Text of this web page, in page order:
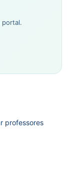
portal.
professores